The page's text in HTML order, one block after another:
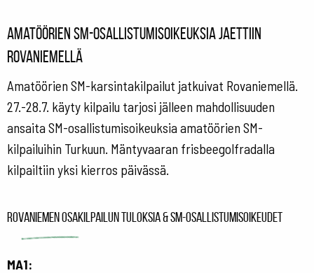
Amatöörien SM-osallistumisoikeuksia jaettiin
Rovaniemellä
Amatöörien SM-karsintakilpailut jatkuivat Rovaniemellä.
27.-28.7. käyty kilpailu tarjosi jälleen mahdollisuuden
ansaita SM-osallistumisoikeuksia amatöörien SM-
kilpailuihin Turkuun. Mäntyvaaran frisbeegolfradalla
kilpailtiin yksi kierros päivässä.
Rovaniemen osakilpailun tuloksia & SM-osallistumisoikeudet
MA1: